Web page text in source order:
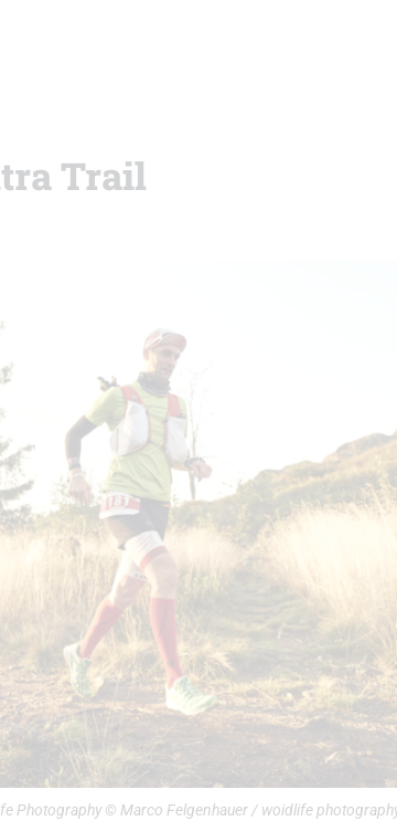
Trail
Photography © Marco Felgenhauer / woidlife